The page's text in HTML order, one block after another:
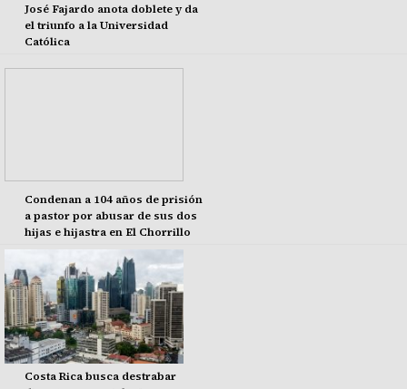
José Fajardo anota doblete y da
el triunfo a la Universidad
Católica
Condenan a 104 años de prisión
a pastor por abusar de sus dos
hijas e hijastra en El Chorrillo
Costa Rica busca destrabar